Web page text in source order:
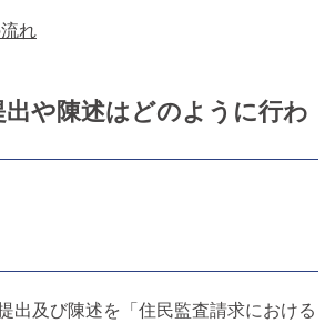
れ
出や陳述はどのように行わ
出及び陳述を「住民監査請求における